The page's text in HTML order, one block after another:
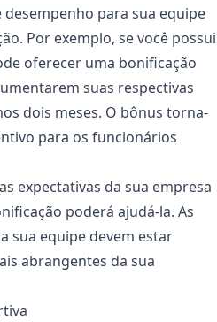
para sua equipe
Por exemplo, se você possui
oferecer uma bonificação
suas respectivas
dois meses. O bônus torna-
para os funcionários
expectativas da sua empresa
poderá ajudá-la. As
sua equipe devem estar
abrangentes da sua